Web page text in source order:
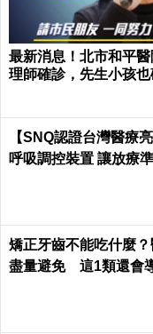
最新消息！北市和平
理師確診，先生小孩
【SNQ認證台灣醫療
呼吸調控裝置 讓放療
矯正牙齒不能吃什麼？
盡量避免 這1類還會